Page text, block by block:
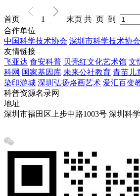
首页 1 末页 共 页 到
合作单位
中国科学技术协会 深圳市科学技术协会
友情链接
飞亚达 食安科普 贝壳红文化艺术馆 文
科网 国家基因库 未来公社教育 青苗儿
染印游城 深圳弘扬烙画艺术 爱汇百变
科普资源名录网
地址
深圳市福田区上步中路1003号 深圳科